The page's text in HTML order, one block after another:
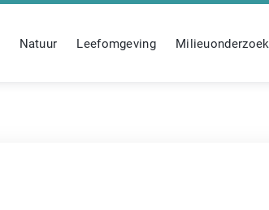
Natuur Leefomgeving Milieuonderzoek